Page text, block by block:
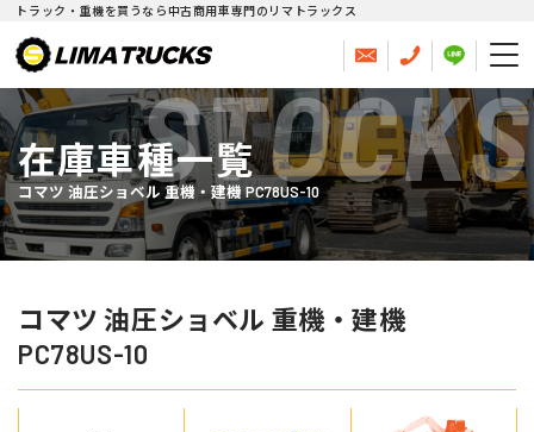
トラック・重機を買うなら中古商用車専門のリマトラックス
在庫車種一覧
コマツ 油圧ショベル 重機・建機 PC78US-10
STOCKS
コマツ 油圧ショベル 重機・建機
PC78US-10